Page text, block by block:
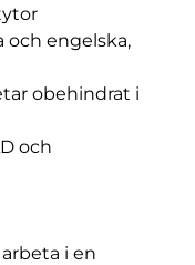
och engelska,
obehindrat i
och
i en